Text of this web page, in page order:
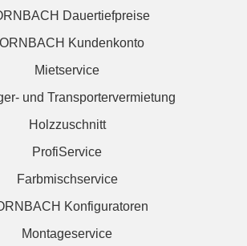
Dauertiefpreise
Kundenkonto
Mietservice
und Transportervermietung
Holzzuschnitt
ProfiService
Farbmischservice
Konfiguratoren
Montageservice